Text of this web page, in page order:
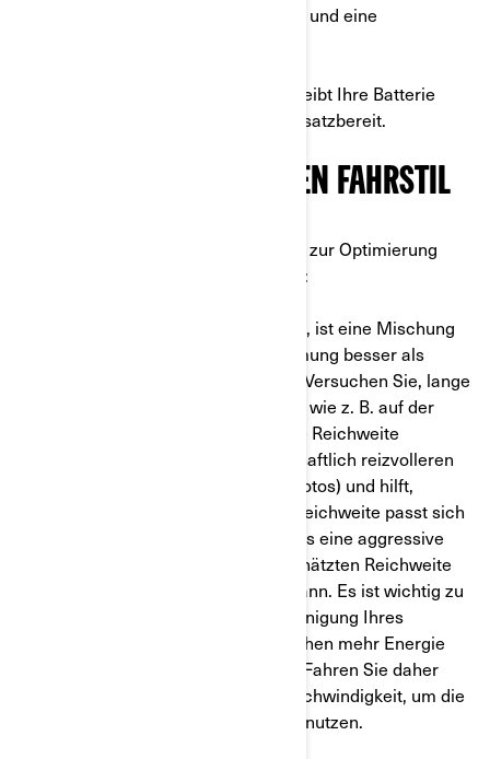
für BRP-Fahrzeuge entwickelt wurde und eine
Wenn Sie diese Schritte befolgen, bleibt Ihre Batterie
geladen und Ihr Motorrad länger einsatzbereit.
2. OPTIMIEREN SIE IHREN FAHRSTIL
Hier sind einige bewährte Techniken zur Optimierung
Ihrer Fahrt mit dem Elektromotorrad:
Um die Reichweite zu maximieren, ist eine Mischung
aus Beschleunigung und Verlangsamung besser als
anhaltend hohe Geschwindigkeiten. Versuchen Sie, lange
anhaltende hohe Geschwindigkeiten wie z. B. auf der
Autobahn zu vermeiden, da dies Ihre Reichweite
beeinträchtigt. Die Wahl von landschaftlich reizvolleren
Routen bietet tolle Erlebnisse (und Fotos) und hilft,
Energie zu sparen. Die geschätzte Reichweite passt sich
an Ihre aktuelle Fahrweise an, sodass eine aggressive
Fahrweise zu einer geringeren geschätzten Reichweite
bei nachfolgenden Fahrten führen kann. Es ist wichtig zu
wissen, dass eine schnelle Beschleunigung Ihres
Elektromotorrads nicht nur ein bisschen mehr Energie
verbraucht, sondern sehr viel mehr! Fahren Sie daher
gleichmäßig und mit konstanter Geschwindigkeit, um die
Reichweite Ihrer Batterie optimal zu nutzen.